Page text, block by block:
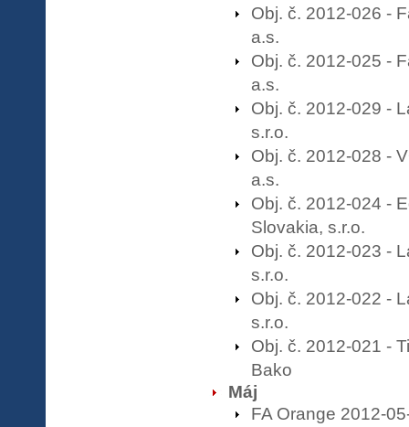
Obj. č. 2012-026 -
a.s.
Obj. č. 2012-025 -
a.s.
Obj. č. 2012-029 -
s.r.o.
Obj. č. 2012-028 -
a.s.
Obj. č. 2012-024 -
Slovakia, s.r.o.
Obj. č. 2012-023 -
s.r.o.
Obj. č. 2012-022 -
s.r.o.
Obj. č. 2012-021 -
Bako
Máj
FA Orange 2012-